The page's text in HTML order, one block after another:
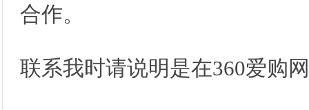
合作。
联系我时请说明是在360爱购